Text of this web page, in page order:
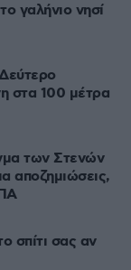
γαλήνιο νησί
στα 100 μέτρα
των Στενών
αποζημιώσεις,
σπίτι σας αν